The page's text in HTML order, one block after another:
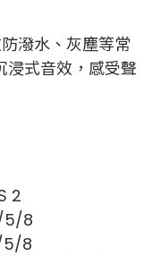
潑水、灰塵等常
浸式音效，感受聲
2
5/8
8